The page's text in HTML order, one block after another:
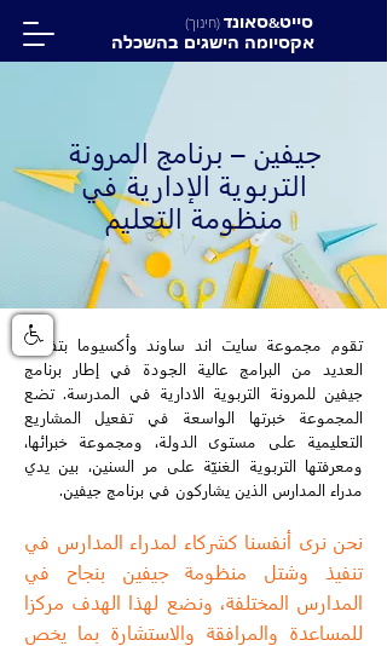
סייט&סאונד (חינוך)
אקסיומה הישגים בהשכלה
جيفين – برنامج المرونة
التربوية الإدارية في
منظومة التعليم
تقوم مجموعة سايت اند ساوند وأكسيوما بتفعيل
العديد من البرامج عالية الجودة في إطار برنامج
جيفين للمرونة التربوية الادارية في المدرسة. تضع
المجموعة خبرتها الواسعة في تفعيل المشاريع
التعليمية على مستوى الدولة، ومجموعة خبرائها،
ومعرفتها التربوية الغنيّة على مر السنين، بين يدي
مدراء المدارس الذين يشاركون في برنامج جيفين.
نحن نرى أنفسنا كشركاء لمدراء المدارس في
تنفيذ وشتل منظومة جيفين بنجاح في
المدارس المختلفة، ونضع لهذا الهدف مركزا
للمساعدة والمرافقة والاستشارة بما يخص